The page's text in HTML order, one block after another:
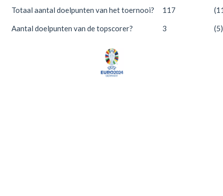
Totaal aantal doelpunten van het toernooi? 117
Aantal doelpunten van de topscorer? 3 (5)